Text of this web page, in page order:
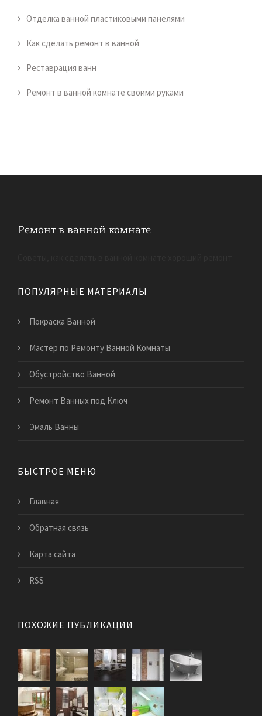
Отделка ванной пластиковыми панелями
Как сделать ремонт в ванной
Реставрация ванн
Ремонт в ванной комнате своими руками
ПОПУЛЯРНЫЕ МАТЕРИАЛЫ
Покраска Ванной
Мастер по Ремонту Ванной Комнаты
Обустройство Ванной
Ремонт Ванных под Ключ
Эмаль Ванны
БЫСТРОЕ МЕНЮ
Главная
Обратная связь
Карта сайта
RSS
ПОХОЖИЕ ПУБЛИКАЦИИ